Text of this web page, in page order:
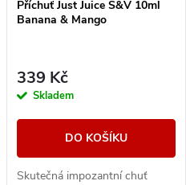
Příchuť Just Juice S&V 10ml
Banana & Mango
339 Kč
Skladem
DO KOŠÍKU
Skutečná impozantní chuť